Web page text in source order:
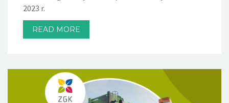
2023 r.
READ MORE